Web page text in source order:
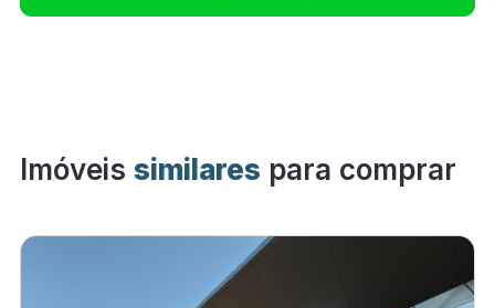
Imóveis similares para comprar